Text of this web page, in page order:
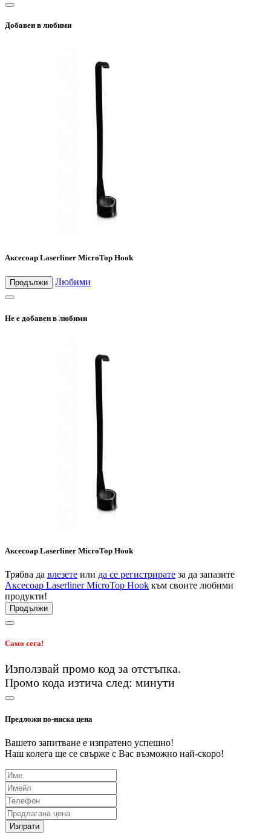
Добавен в любими
Аксесоар Laserliner MicroTop Hook
Продължи Любими
Не е добавен в любими
Аксесоар Laserliner MicroTop Hook
Трябва да влезете или да се регистрирате за да запазите
Аксесоар Laserliner MicroTop Hook към своите любими
продукти!
Продължи
Само сега!
Използвай промо код за отстъпка.
Промо кода изтича след: минути
Предложи по-ниска цена
Вашето запитване е изпратено успешно!
Наш колега ще се свърже с Вас възможно най-скоро!
Изпрати